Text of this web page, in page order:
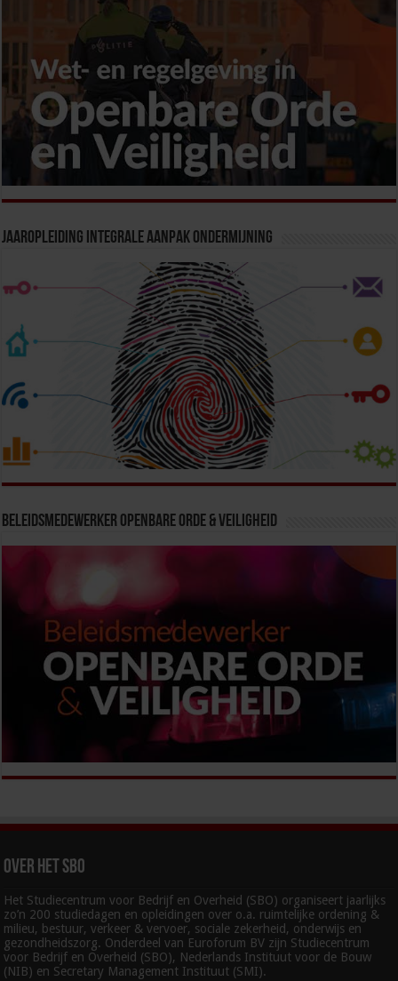
Jaaropleiding Integrale Aanpak Ondermijning
Beleidsmedewerker Openbare Orde & Veiligheid
Over het SBO
Het Studiecentrum voor Bedrijf en Overheid (SBO) organiseert jaarlijks
zo’n 200 studiedagen en opleidingen over o.a. ruimtelijke ordening &
milieu, bestuur, verkeer & vervoer, sociale zekerheid, onderwijs en
gezondheidszorg. Onderdeel van Euroforum BV zijn Studiecentrum
voor Bedrijf en Overheid (SBO), Nederlands Instituut voor de Bouw
(NIB) en Secretary Management Instituut (SMI).